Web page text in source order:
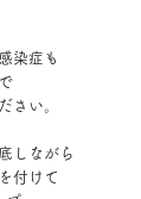
染症も
さい。
しながら
付けて